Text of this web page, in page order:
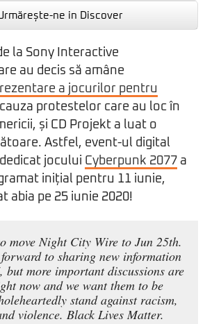
ne in Discover
la Sony Interactive
au decis să amâne
a jocurilor pentru
protestelor care au loc în
și CD Projekt a luat o
Astfel, event-ul digital
jocului Cyberpunk 2077 a
inițial pentru 11 iunie,
abia pe 25 iunie 2020!
move Night City Wire to Jun 25th.
to sharing new information
but more important discussions are
now and we want them to be
stand against racism,
violence. Black Lives Matter.